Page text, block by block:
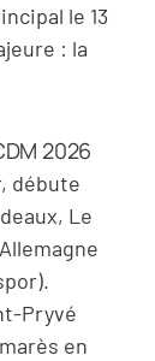
le 13
: la
2026
débute
Le
Pryvé
en